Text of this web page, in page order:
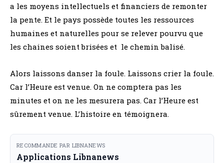
a les moyens intellectuels et financiers de remonter
la pente. Et le pays possède toutes les ressources
humaines et naturelles pour se relever pourvu que
les chaines soient brisées et le chemin balisé.
Alors laissons danser la foule. Laissons crier la foule.
Car l’Heure est venue. On ne comptera pas les
minutes et on ne les mesurera pas. Car l’Heure est
sûrement venue. L’histoire en témoignera.
RECOMMANDE PAR LIBNANEWS
Applications Libnanews